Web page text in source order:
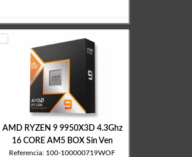
AMD RYZEN 9 9950X3D 4.3Ghz
16 CORE AM5 BOX Sin Ven
Referencia: 100-100000719WOF